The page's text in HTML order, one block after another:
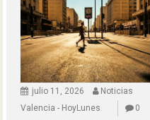
julio 11, 2026
Noticias
Valencia - HoyLunes
0